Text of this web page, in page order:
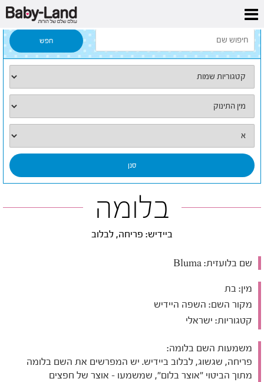
דף הבית
בלומה
ביידיש: פריחה, לבלוב
שם בלועזית:
מין: בת
מקור השם: השפה היידיש
קטגוריות: ישראלי
משמעות השם בלומה:
פריחה, שגשוג, לבלוב ביידיש. יש המפרשים את השם בלומה
מתוך הביטוי "אוצר בלום", שמשמעו - אוצר של חפצים